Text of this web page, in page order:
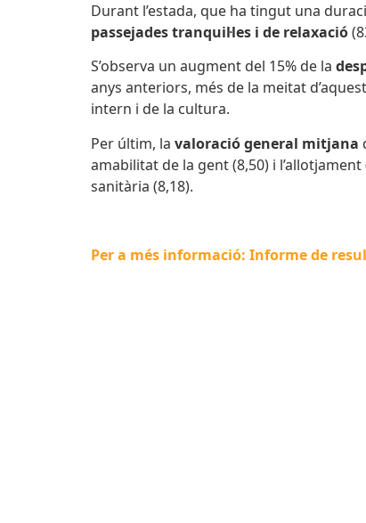
Durant l’estada, que ha tingut una
passejades tranquil·les i de relaxació
S’observa un augment del 15% de la
anys anteriors, més de la meitat
intern i de la cultura.
Per últim, la valoració general mitjana
amabilitat de la gent (8,50) i
sanitària (8,18).
Per a més informació: Informe de